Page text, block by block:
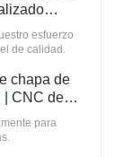
esfuerzo
de calidad.
chapa de
| CNC de
para